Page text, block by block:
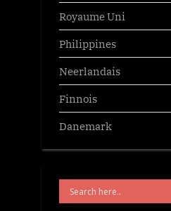
Royaume Uni
Philippines
Neerlandais
Finnois
Danemark